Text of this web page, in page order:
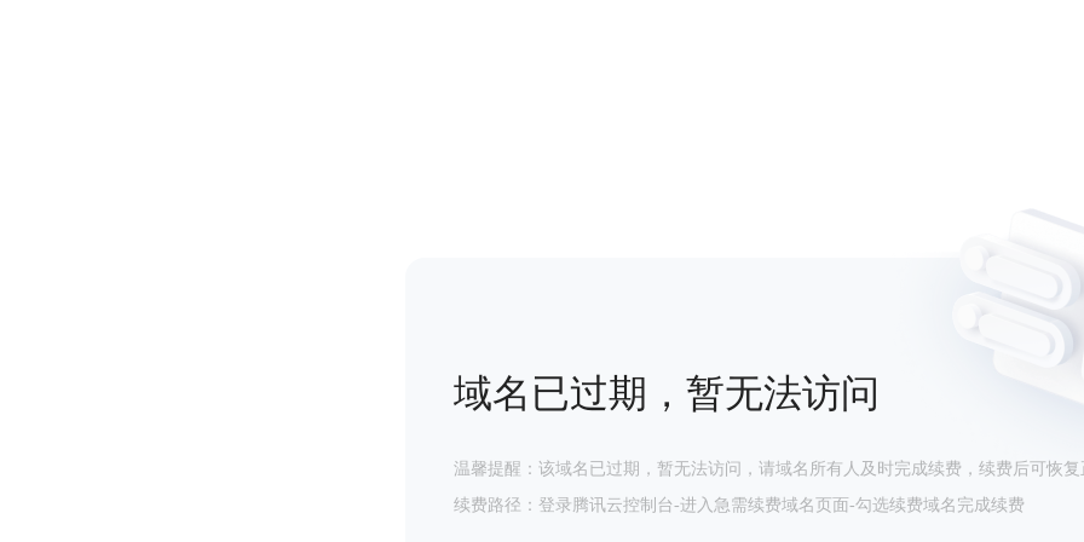
域名已过期，暂无法访问
温馨提醒：该域名已过期，暂无法访问，请域名所有人及时完成续费，续费后可恢复
续费路径：登录腾讯云控制台-进入急需续费域名页面-勾选续费域名完成续费